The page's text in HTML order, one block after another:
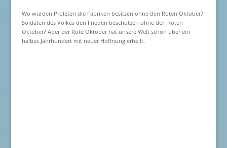
Wo würden Proleten die Fabriken besitzen ohne den Roten Oktober?
Soldaten des Volkes den Frieden beschützen ohne den Roten
Oktober? Aber der Rote Oktober hat unsere Welt schon über ein
halbes Jahrhundert mit neuer Hoffnung erhellt.